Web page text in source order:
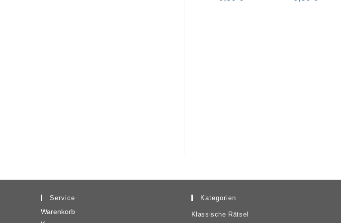
Service
Warenkorb
Kategorien
Klassische Rätsel